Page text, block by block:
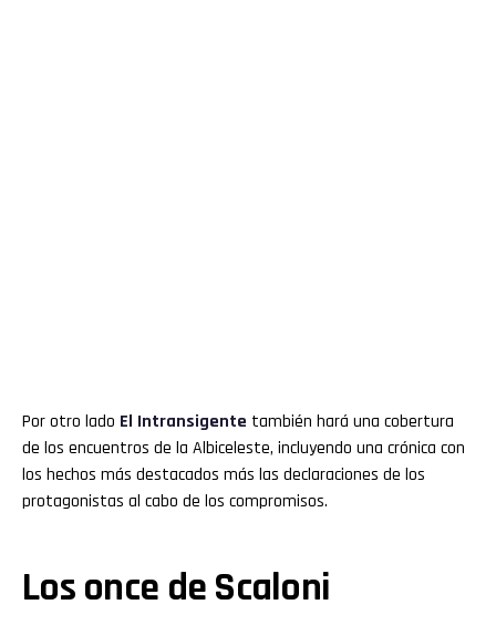
Por otro lado El Intransigente también hará una cobertura
de los encuentros de la Albiceleste, incluyendo una crónica con
los hechos más destacados más las declaraciones de los
protagonistas al cabo de los compromisos.
Los once de Scaloni